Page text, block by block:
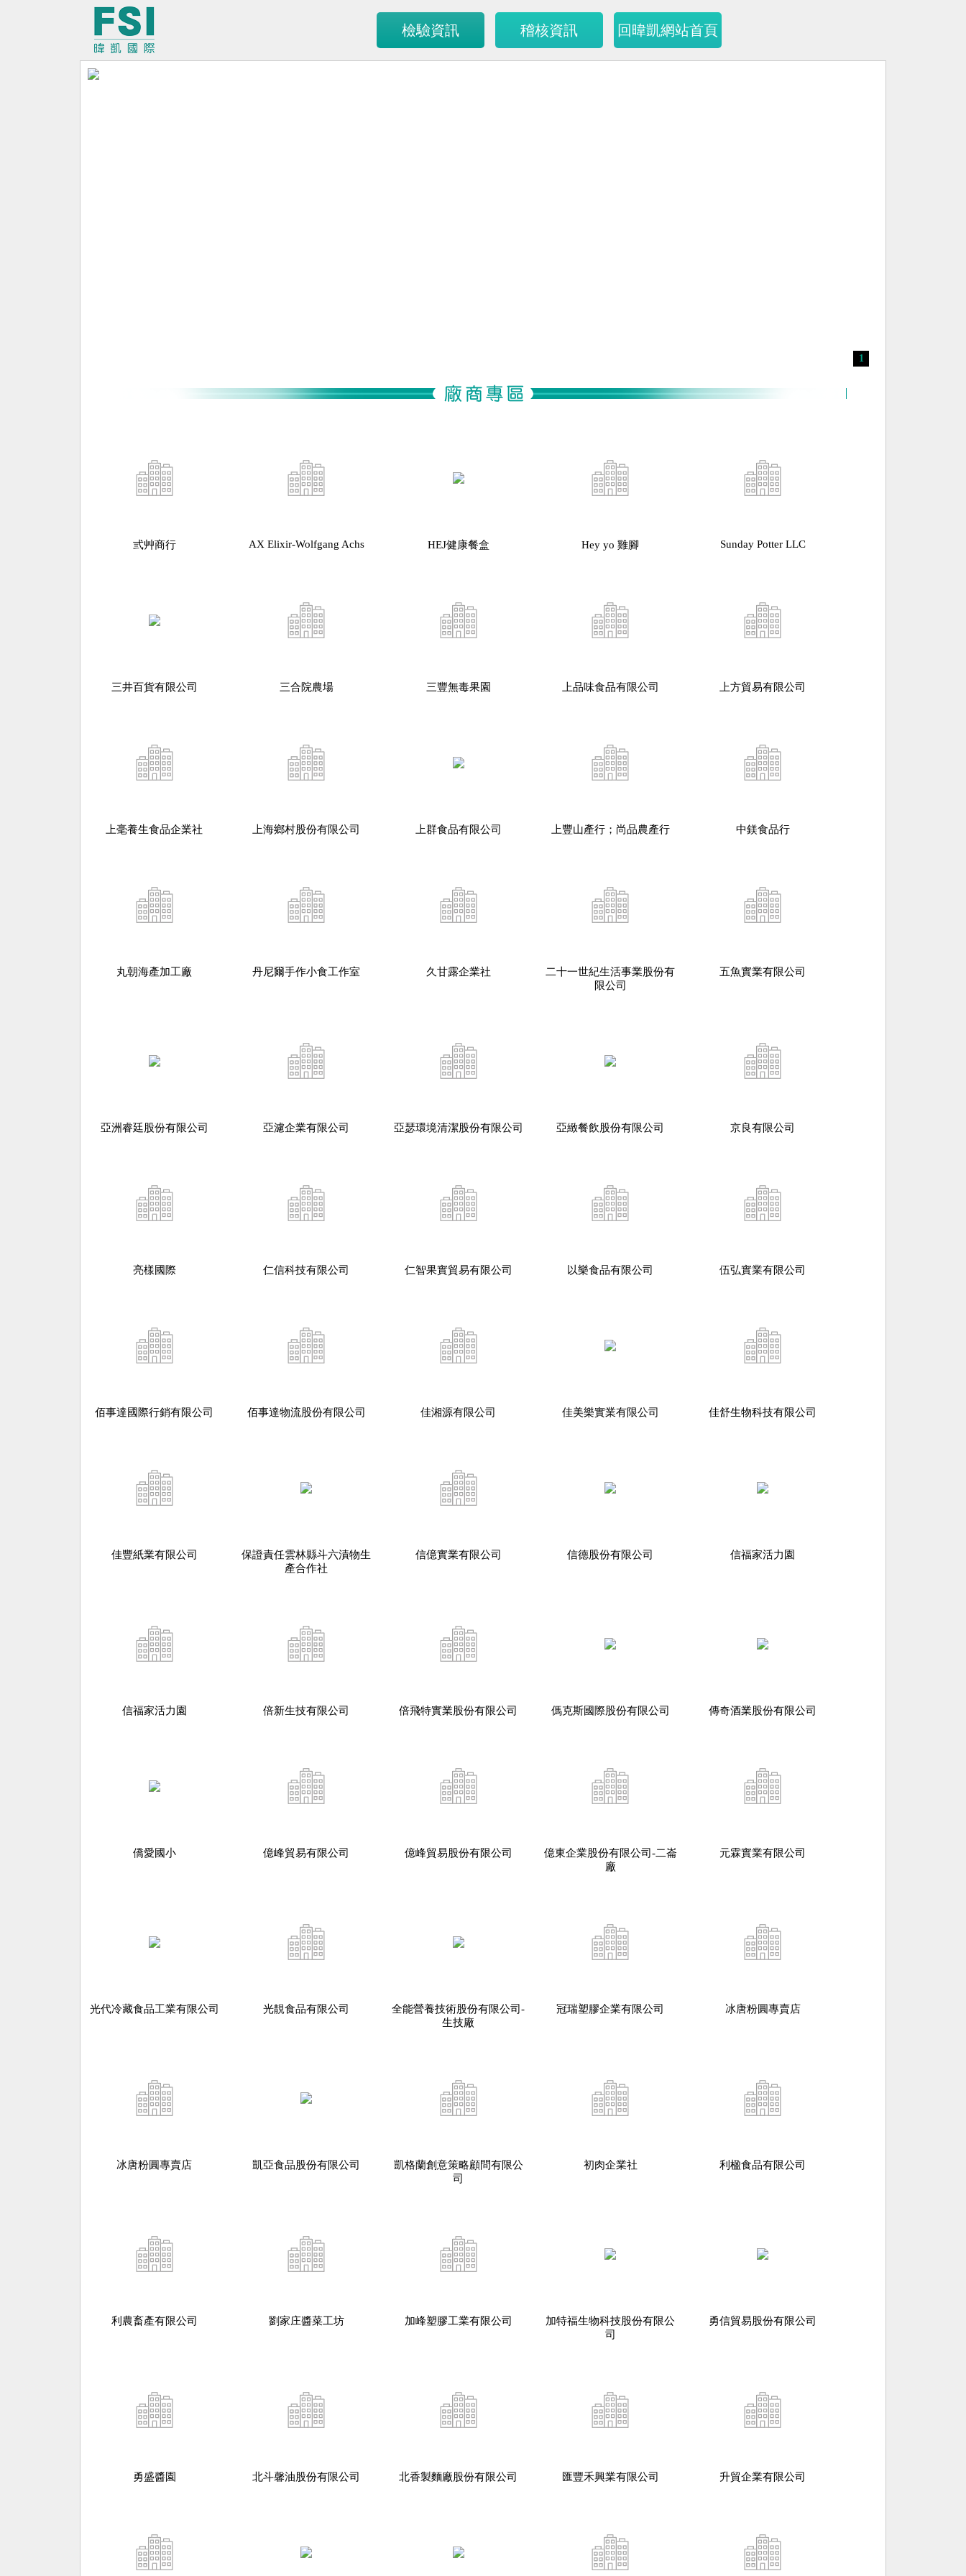
檢驗資訊 稽核資訊 回暐凱網站首頁
1
弎艸商行 AX Elixir-Wolfgang Achs HEJ健康餐盒 Hey yo 雞腳 Sunday Potter LLC
三井百貨有限公司 三合院農場 三豐無毒果園 上品味食品有限公司 上方貿易有限公司
上毫養生食品企業社 上海鄉村股份有限公司 上群食品有限公司 上豐山產行；尚品農產行 中鎂食品行
丸朝海產加工廠 丹尼爾手作小食工作室 久甘露企業社
二十一世紀生活事業股份有
限公司
五魚實業有限公司
亞洲睿廷股份有限公司 亞濾企業有限公司 亞瑟環境清潔股份有限公司 亞緻餐飲股份有限公司 京良有限公司
亮樣國際 仁信科技有限公司 仁智果實貿易有限公司 以樂食品有限公司 伍弘實業有限公司
佰事達國際行銷有限公司 佰事達物流股份有限公司 佳湘源有限公司 佳美樂實業有限公司 佳舒生物科技有限公司
佳豐紙業有限公司
保證責任雲林縣斗六漬物生
產合作社
信億實業有限公司 信德股份有限公司 信福家活力園
信福家活力園 倍新生技有限公司 倍飛特實業股份有限公司 傌克斯國際股份有限公司 傳奇酒業股份有限公司
僑愛國小 億峰貿易有限公司 億峰貿易股份有限公司
億東企業股份有限公司-二崙
廠
元霖實業有限公司
光代冷藏食品工業有限公司 光靚食品有限公司
全能營養技術股份有限公司-
生技廠
冠瑞塑膠企業有限公司 冰唐粉圓專賣店
冰唐粉圓專賣店 凱亞食品股份有限公司
凱格蘭創意策略顧問有限公
司
初肉企業社 利楹食品有限公司
利農畜產有限公司 劉家庄醬菜工坊 加峰塑膠工業有限公司
加特福生物科技股份有限公
司
勇信貿易股份有限公司
勇盛醬園 北斗馨油股份有限公司 北香製麵廠股份有限公司 匯豐禾興業有限公司 升貿企業有限公司